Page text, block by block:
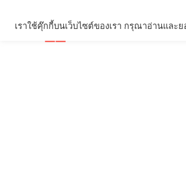
เราใช้คุ๊กกี้บนเว็บไซต์ของเรา กรุณาอ่านและ